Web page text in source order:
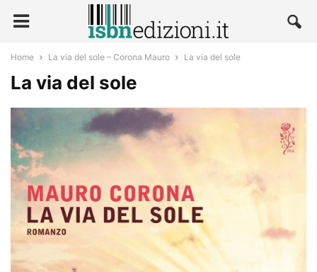
Home La via del sole – Corona Mauro La via del sole
La via del sole